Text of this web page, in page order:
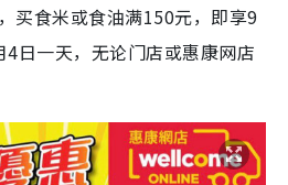
买食米或食油满150元，即享9
日一天，无论门店或惠康网店